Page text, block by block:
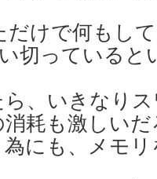
だけで何もし
切っている
、いきなり
耗も激しい
にも、メモ